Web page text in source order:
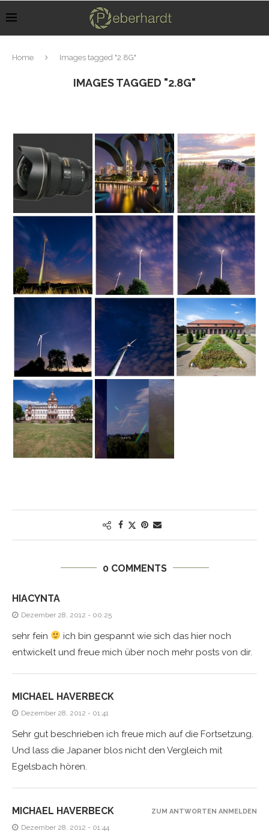
Home Images tagged "2.8G"
IMAGES TAGGED "2.8G"
0 COMMENTS
HIACYNTA
Dezember 28, 2012 - 00:25
sehr fein
ich bin gespannt wie sich das hier noch
entwickelt und freue mich über noch mehr posts von dir.
MICHAEL HAVERBECK
Dezember 28, 2012 - 01:41
Sehr gut beschrieben ich freue mich auf die Fortsetzung.
Und lass die Japaner blos nicht den Vergleich mit
Egelsbach hören.
MICHAEL HAVERBECK
Dezember 28, 2012 - 01:44
ZUM ANTWORTEN ANMELDEN